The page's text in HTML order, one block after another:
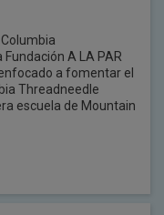
A LA PAR
a fomentar el
Threadneedle
escuela de Mountain